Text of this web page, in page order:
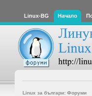
Linux-BG Начало
Linux за българи: Форуми